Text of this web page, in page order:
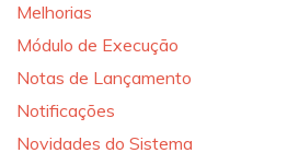
Melhorias
Módulo de Execução
Notas de Lançamento
Notificações
Novidades do Sistema